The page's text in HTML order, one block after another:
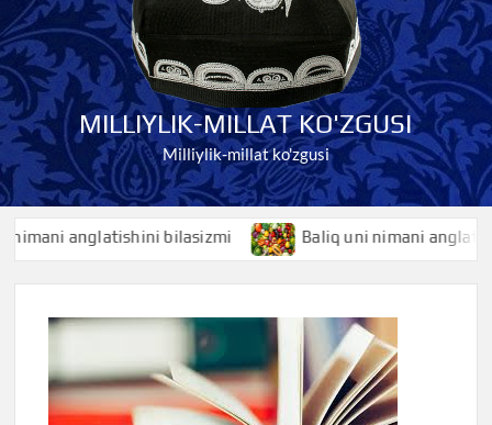
MILLIYLIK-MILLAT KO'ZGUSI
Milliylik-millat ko'zgusi
anglatishini bilasizmi Baliq uni nimani anglatishini